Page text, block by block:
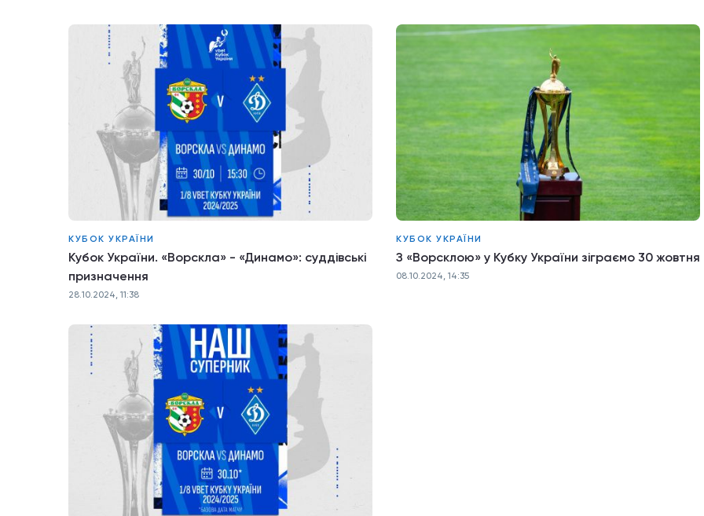
КУБОК УКРАЇНИ
Кубок України. «Ворскла» - «Динамо»: суддівські
призначення
28.10.2024, 11:38
КУБОК УКРАЇНИ
З «Ворсклою» у Кубку України зіграємо 30 жовтня
08.10.2024, 14:35